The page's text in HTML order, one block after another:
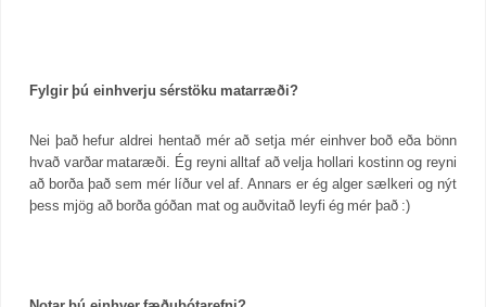
Fylgir þú einhverju sérstöku matarræði?
Nei það hefur aldrei hentað mér að setja mér einhver boð eða bönn
hvað varðar mataræði. Ég reyni alltaf að velja hollari kostinn og reyni
að borða það sem mér líður vel af. Annars er ég alger sælkeri og nýt
þess mjög að borða góðan mat og auðvitað leyfi ég mér það :)